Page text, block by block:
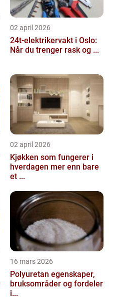
02 april 2026
24t-elektrikervakt i Oslo:
Når du trenger rask og ...
02 april 2026
Kjøkken som fungerer i
hverdagen mer enn bare
et ...
16 mars 2026
Polyuretan egenskaper,
bruksområder og fordeler
i...